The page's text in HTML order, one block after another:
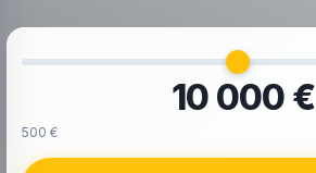
10 000 €
500 €